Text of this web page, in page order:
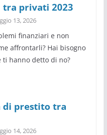
privati 2023
13, 2026
finanziari e non
affrontarli? Hai bisogno
hanno detto di no?
di prestito tra
14, 2026